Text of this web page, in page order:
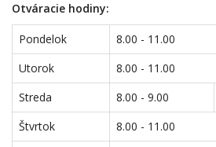
Otváracie hodiny:
Pondelok
8.00 - 11.00
Utorok
8.00 - 11.00
Streda
8.00 - 9.00
Štvrtok
8.00 - 11.00